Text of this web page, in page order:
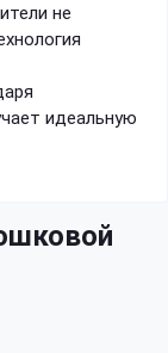
не
идеальную